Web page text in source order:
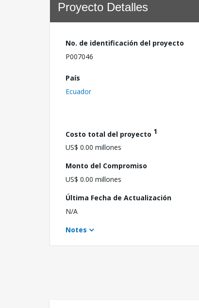
Proyecto Detalles
No. de identificación del proyecto
P007046
País
Ecuador
Costo total del proyecto 1
US$ 0.00 millones
Monto del Compromiso
US$ 0.00 millones
Última Fecha de Actualización
N/A
Notes